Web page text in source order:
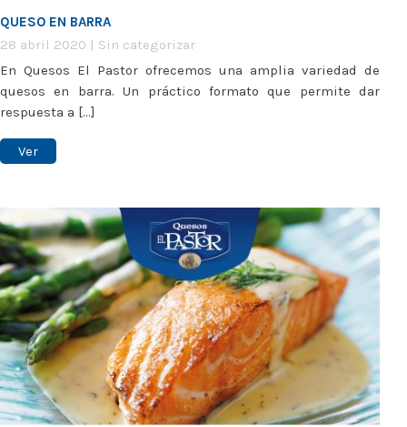
QUESO EN BARRA
28 abril 2020 | Sin categorizar
En Quesos El Pastor ofrecemos una amplia variedad de
quesos en barra. Un práctico formato que permite dar
respuesta a [...]
Ver